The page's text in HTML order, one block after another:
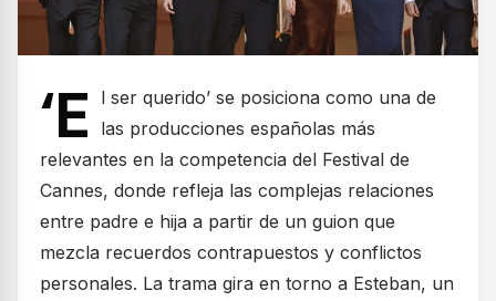
‘E
l ser querido’ se posiciona como una de
las producciones españolas más
relevantes en la competencia del Festival de
Cannes, donde refleja las complejas relaciones
entre padre e hija a partir de un guion que
mezcla recuerdos contrapuestos y conflictos
personales. La trama gira en torno a Esteban, un